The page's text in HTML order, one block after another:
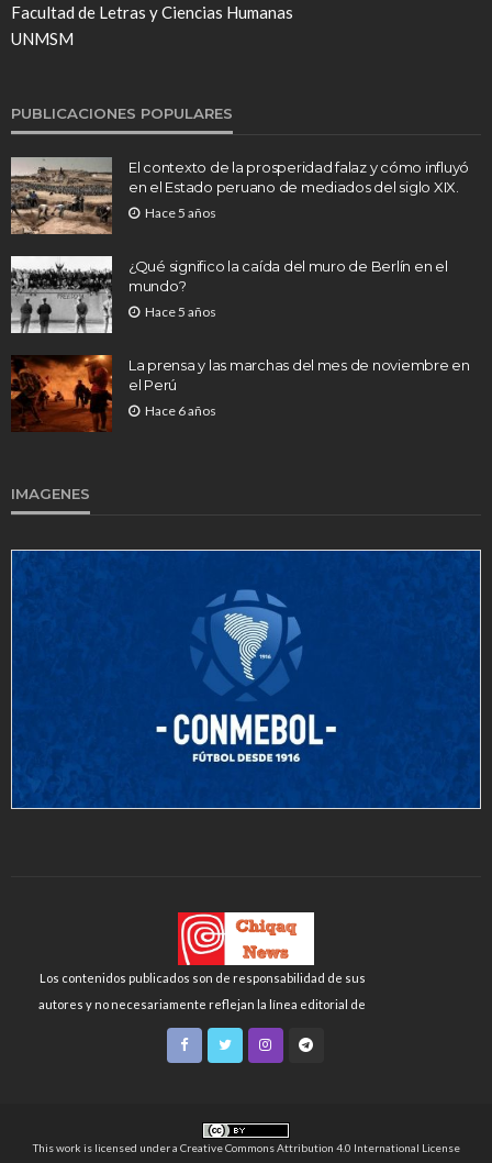
Facultad de Letras y Ciencias Humanas
UNMSM
PUBLICACIONES POPULARES
El contexto de la prosperidad falaz y cómo influyó
en el Estado peruano de mediados del siglo XIX.
Hace 5 años
¿Qué significo la caída del muro de Berlín en el
mundo?
Hace 5 años
La prensa y las marchas del mes de noviembre en
el Perú
Hace 6 años
IMAGENES
Los contenidos publicados son de responsabilidad de sus
autores y no necesariamente reflejan la línea editorial de
Chiqaq News o de la FLCH-UNMSM.
This work is licensed under a Creative Commons Attribution 4.0 International License